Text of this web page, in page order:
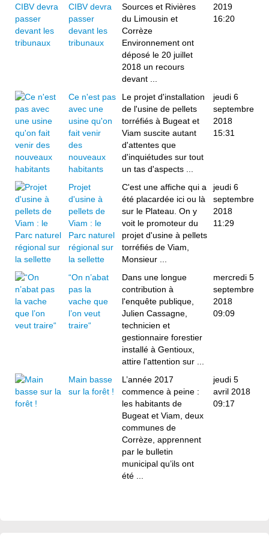
CIBV devra
passer
devant les
tribunaux
Sources et Rivières
du Limousin et
Corrèze
Environnement ont
déposé le 20 juillet
2018 un recours
devant ...
2019
16:20
Ce n'est pas
avec une
usine qu'on
fait venir
des
nouveaux
habitants
Le projet d'installation
de l'usine de pellets
torréfiés à Bugeat et
Viam suscite autant
d'attentes que
d'inquiétudes sur tout
un tas d'aspects ...
jeudi 6
septembre
2018
15:31
Projet
d'usine à
pellets de
Viam : le
Parc naturel
régional sur
la sellette
C'est une affiche qui a
été placardée ici ou là
sur le Plateau. On y
voit le promoteur du
projet d'usine à pellets
torréfiés de Viam,
Monsieur ...
jeudi 6
septembre
2018
11:29
“On n’abat
pas la
vache que
l’on veut
traire“
Dans une longue
contribution à
l'enquête publique,
Julien Cassagne,
technicien et
gestionnaire forestier
installé à Gentioux,
attire l'attention sur ...
mercredi 5
septembre
2018
09:09
Main basse
sur la forêt !
L’année 2017
commence à peine :
les habitants de
Bugeat et Viam, deux
communes de
Corrèze, apprennent
par le bulletin
municipal qu’ils ont
été ...
jeudi 5
avril 2018
09:17